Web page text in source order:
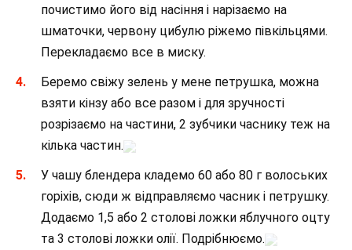
почистимо його від насіння і нарізаємо на
шматочки, червону цибулю ріжемо півкільцями.
Перекладаємо все в миску.
Беремо свіжу зелень у мене петрушка, можна
взяти кінзу або все разом і для зручності
розрізаємо на частини, 2 зубчики часнику теж на
кілька частин.
У чашу блендера кладемо 60 або 80 г волоських
горіхів, сюди ж відправляємо часник і петрушку.
Додаємо 1,5 або 2 столові ложки яблучного оцту
та 3 столові ложки олії. Подрібнюємо.